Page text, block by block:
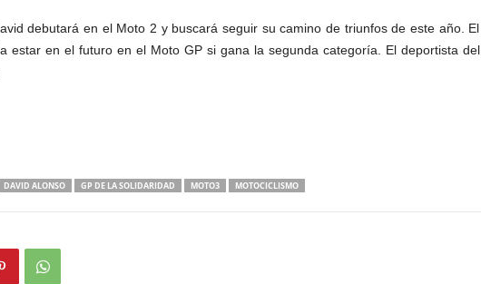
debutará en el Moto 2 y buscará seguir su camino de triunfos de este año. El
estar en el futuro en el Moto GP si gana la segunda categoría. El deportista del
DAVID ALONSO GP DE LA SOLIDARIDAD MOTO3 MOTOCICLISMO